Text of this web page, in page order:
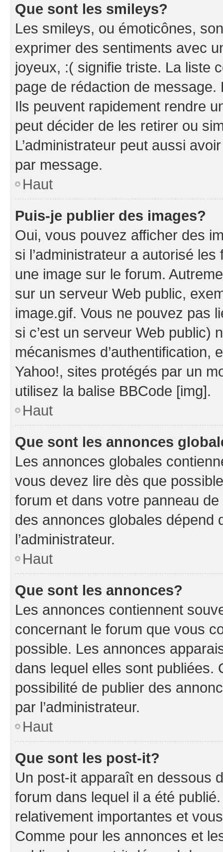
Que sont les smileys?
Les smileys, ou émoticônes,
exprimer des sentiments avec
joyeux, :( signifie triste. La liste
page de rédaction de
Ils peuvent rapidement rendre
peut décider de les retirer ou
L’administrateur peut aussi
par message.
Haut
Puis-je publier des images?
Oui, vous pouvez afficher des
si l’administrateur a autorisé
une image sur le forum.
sur un serveur Web public,
image.gif. Vous ne pouvez pas
si c’est un serveur Web public)
mécanismes d’authentification,
Yahoo!, sites protégés par un
utilisez la balise BBCode [img].
Haut
Que sont les annonces
Les annonces globales
vous devez lire dès que
forum et dans votre panneau
des annonces globales dépend
l’administrateur.
Haut
Que sont les annonces?
Les annonces contiennent
concernant le forum que vous
possible. Les annonces
dans lequel elles sont publiées.
possibilité de publier des
par l’administrateur.
Haut
Que sont les post-it?
Un post-it apparaît en dessous
forum dans lequel il a été
relativement importantes et
Comme pour les annonces et